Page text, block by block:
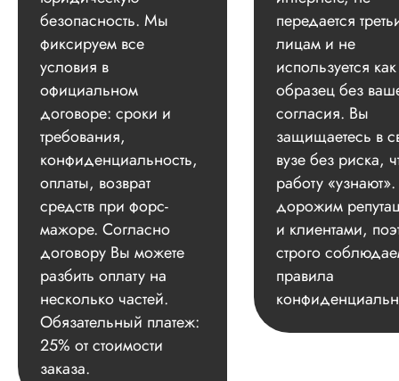
безопасность. Мы
фиксируем все
условия в
официальном
договоре: сроки и
требования,
конфиденциальность,
оплаты, возврат
средств при форс-
мажоре. Согласно
договору Вы можете
разбить оплату на
несколько частей.
Обязательный платеж:
25% от стоимости
заказа.
передается
лицам и не
используется как
образец без
согласия. Вы
защищаетесь в
вузе без риска,
работу
дорожим
и клиентами,
строго
правила